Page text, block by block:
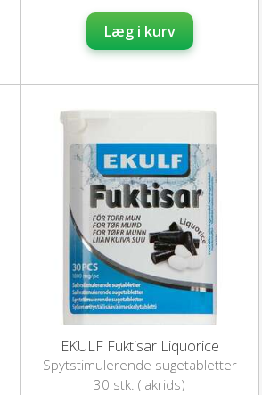
Læg i kurv
EKULF Fuktisar Liquorice
Spytstimulerende sugetabletter
30 stk. (lakrids)